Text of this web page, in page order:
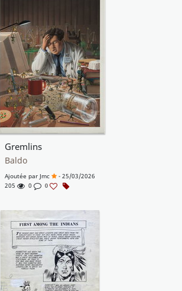
Gremlins
Baldo
Ajoutée par Jmc
- 25/03/2026
205
0 0